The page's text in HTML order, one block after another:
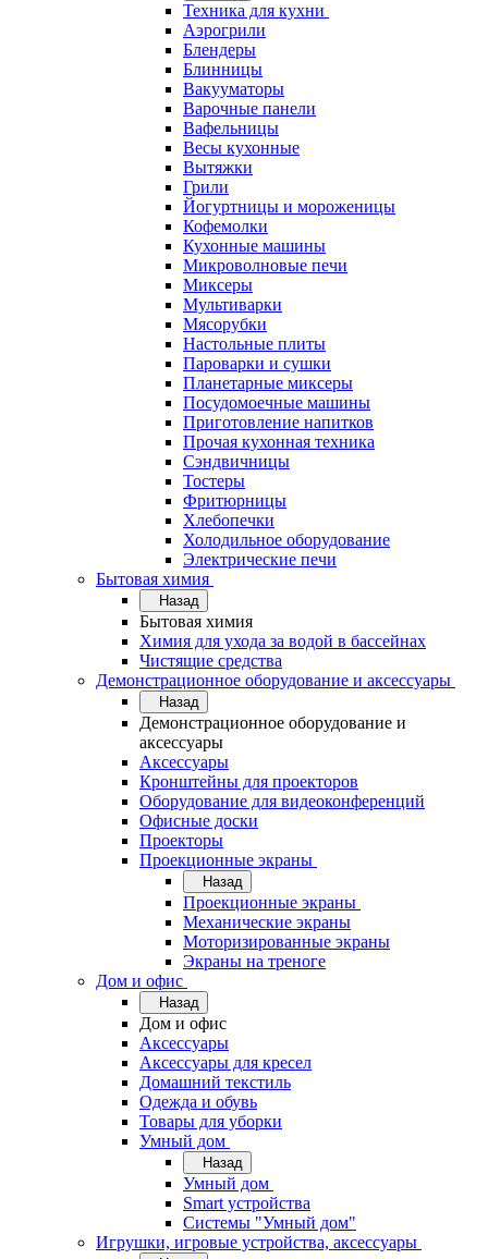
Техника для кухни
Аэрогрили
Блендеры
Блинницы
Вакууматоры
Варочные панели
Вафельницы
Весы кухонные
Вытяжки
Грили
Йогуртницы и мороженицы
Кофемолки
Кухонные машины
Микроволновые печи
Миксеры
Мультиварки
Мясорубки
Настольные плиты
Пароварки и сушки
Планетарные миксеры
Посудомоечные машины
Приготовление напитков
Прочая кухонная техника
Сэндвичницы
Тостеры
Фритюрницы
Хлебопечки
Холодильное оборудование
Электрические печи
Бытовая химия
Назад
Бытовая химия
Химия для ухода за водой в бассейнах
Чистящие средства
Демонстрационное оборудование и аксессуары
Назад
Демонстрационное оборудование и
аксессуары
Аксессуары
Кронштейны для проекторов
Оборудование для видеоконференций
Офисные доски
Проекторы
Проекционные экраны
Назад
Проекционные экраны
Механические экраны
Моторизированные экраны
Экраны на треноге
Дом и офис
Назад
Дом и офис
Аксессуары
Аксессуары для кресел
Домашний текстиль
Одежда и обувь
Товары для уборки
Умный дом
Назад
Умный дом
Smart устройства
Системы "Умный дом"
Игрушки, игровые устройства, аксессуары